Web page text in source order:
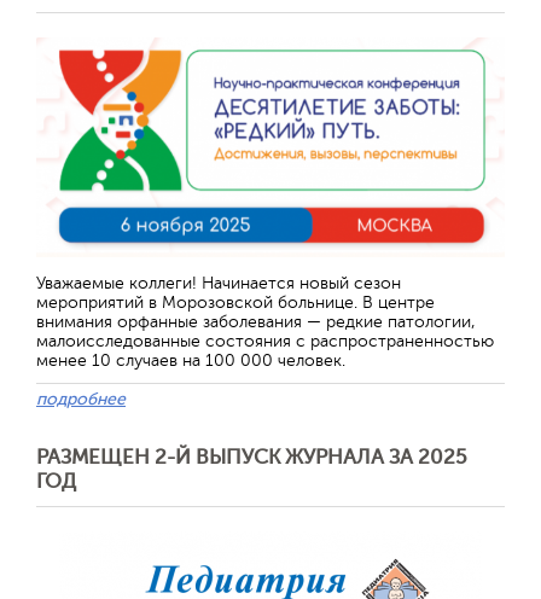
Уважаемые коллеги! Начинается новый сезон
мероприятий в Морозовской больнице. В центре
внимания орфанные заболевания — редкие патологии,
малоисследованные состояния с распространенностью
менее 10 случаев на 100 000 человек.
подробнее
РАЗМЕЩЕН 2-Й ВЫПУСК ЖУРНАЛА ЗА 2025
ГОД